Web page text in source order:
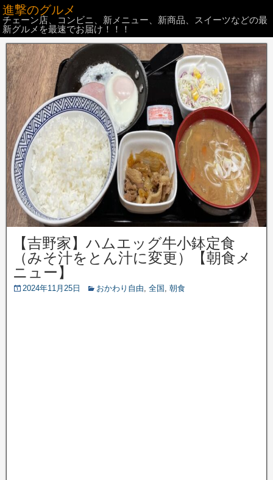
進撃のグルメ
チェーン店、コンビニ、新メニュー、新商品、スイーツなどの最
新グルメを最速でお届け！！！
【吉野家】ハムエッグ牛小鉢定食
（みそ汁をとん汁に変更）【朝食メ
ニュー】
2024年11月25日 おかわり自由, 全国 , 朝食